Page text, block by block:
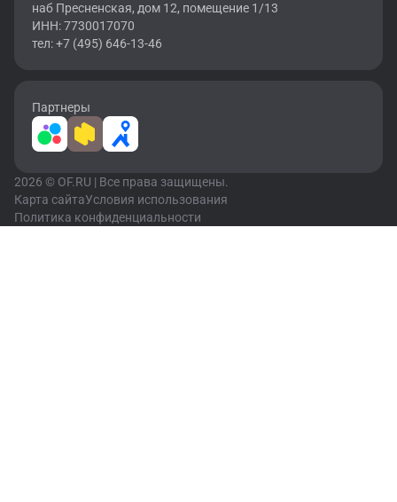
наб Пресненская, дом 12, помещение 1/13
ИНН: 7730017070
тел: +7 (495) 646-13-46
Партнеры
2026 © OF.RU | Все права защищены.
Карта сайтаУсловия использования
Политика конфиденциальности